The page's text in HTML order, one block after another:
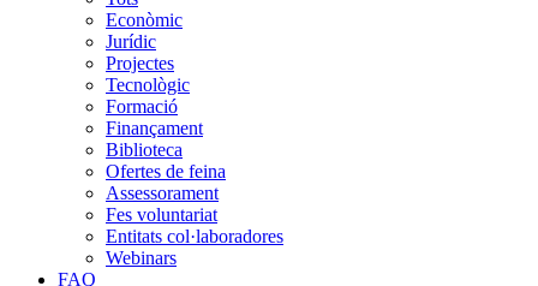
Econòmic
Jurídic
Projectes
Tecnològic
Formació
Finançament
Biblioteca
Ofertes de feina
Assessorament
Fes voluntariat
Entitats col·laboradores
Webinars
FAQ